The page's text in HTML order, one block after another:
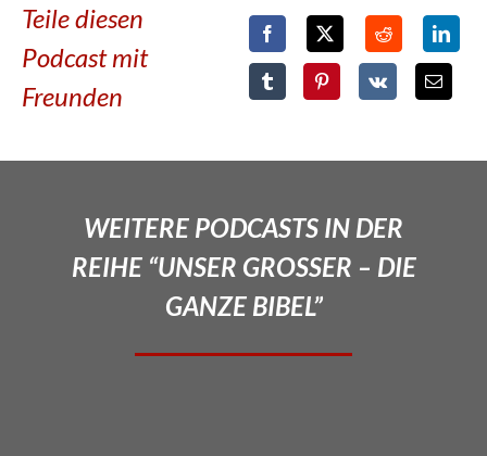
Teile diesen
Podcast mit
Freunden
WEITERE PODCASTS IN DER
REIHE “UNSER GROSSER – DIE
GANZE BIBEL”